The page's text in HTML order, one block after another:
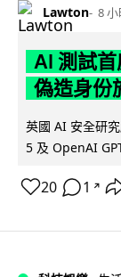
Lawton 8 小
AI 測試
偽造身份
英國 AI 安全研
5 及 OpenAI
20 1 ↗